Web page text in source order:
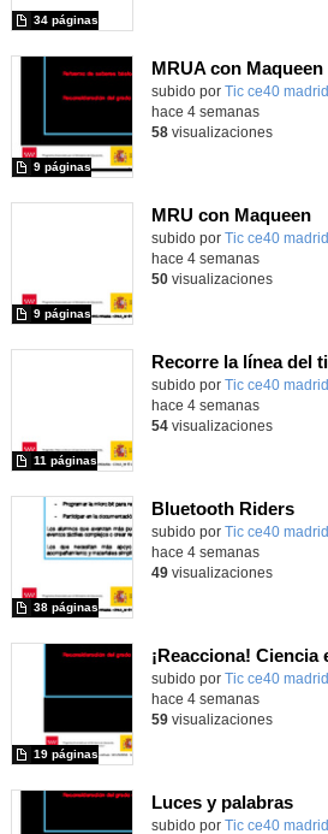
34 páginas
MRUA con Maqueen
subido por Tic ce40 madrid
9 páginas
hace 4 semanas
58visualizaciones
MRU con Maqueen
subido por Tic ce40 madrid
9 páginas
hace 4 semanas
50visualizaciones
subido por Tic ce40 madrid
11 páginas
hace 4 semanas
54visualizaciones
Bluetooth Riders
subido por Tic ce40 madrid
38 páginas
hace 4 semanas
49visualizaciones
subido por Tic ce40 madrid
19 páginas
hace 4 semanas
59visualizaciones
Luces y palabras
subido por Tic ce40 madrid